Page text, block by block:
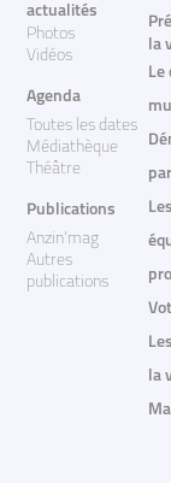
actualités
Photos
Vidéos
Agenda
Toutes les dates
Médiathèque
Théâtre
Publications
Anzin'mag
Autres
publications
la
Le
Les
la